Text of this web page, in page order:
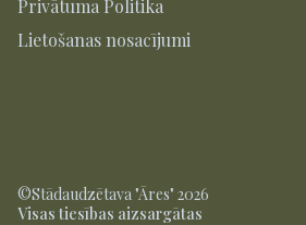
Privātuma Politika
Lietošanas nosacījumi
©Stādaudzētava "Āres" 2026
Visas tiesības aizsargātas